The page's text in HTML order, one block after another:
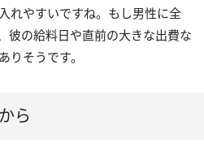
れやすいですね。もし男性に全
彼の給料日や直前の大きな出費な
りそうです。
ら